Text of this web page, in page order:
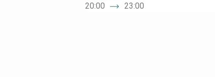
20:00 23:00